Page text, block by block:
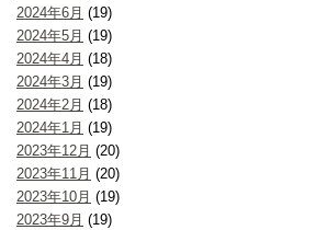
2024年6月 (19)
2024年5月 (19)
2024年4月 (18)
2024年3月 (19)
2024年2月 (18)
2024年1月 (19)
2023年12月 (20)
2023年11月 (20)
2023年10月 (19)
2023年9月 (19)